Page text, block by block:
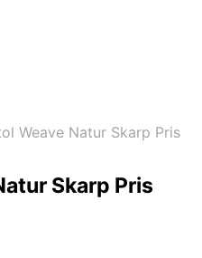
Weave Natur Skarp Pris
Skarp Pris